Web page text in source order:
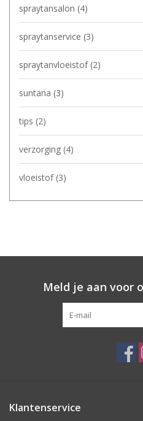
spraytansalon (4)
spraytanservice (3)
spraytanvloeistof (2)
suntana (3)
tips (2)
verzorging (4)
vloeistof (3)
Meld je aan voor
Klantenservice